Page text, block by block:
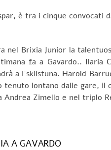
è tra i cinque
nel Brixia Junior la
fa a Gavardo..
a Eskilstuna. Harold
tenuto lontano dalle gare, il
Andrea Zimello e nel triplo
A GAVARDO